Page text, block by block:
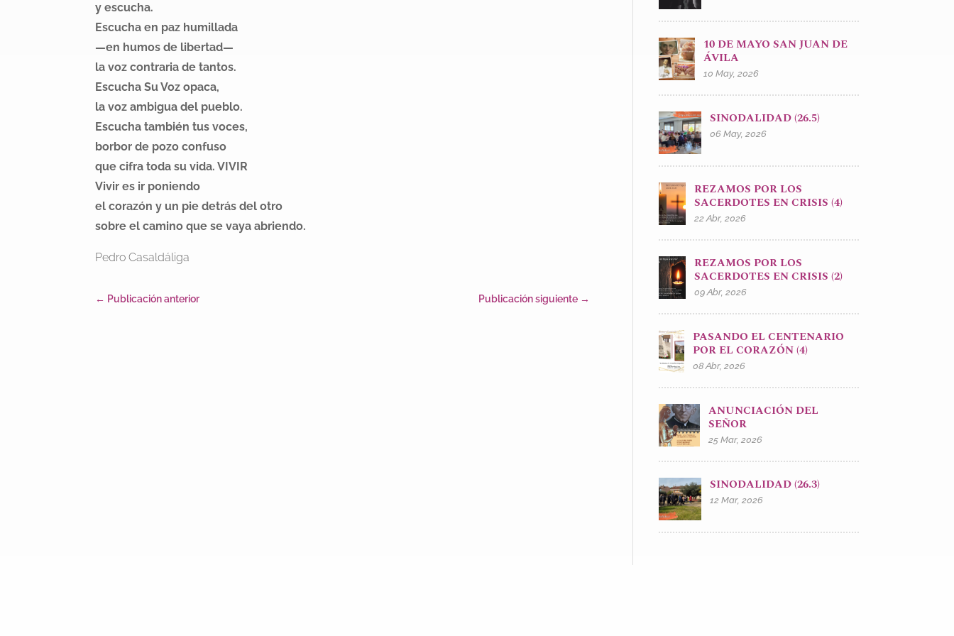
y escucha.
Escucha en paz humillada
—en humos de libertad—
la voz contraria de tantos.
Escucha Su Voz opaca,
la voz ambigua del pueblo.
Escucha también tus voces,
borbor de pozo confuso
que cifra toda su vida. VIVIR
Vivir es ir poniendo
el corazón y un pie detrás del otro
sobre el camino que se vaya abriendo.
Pedro Casaldáliga
← Publicación anterior Publicación siguiente →
10 DE MAYO SAN JUAN DE
ÁVILA
10 May, 2026
SINODALIDAD (26.5)
06 May, 2026
REZAMOS POR LOS
SACERDOTES EN CRISIS (4)
22 Abr, 2026
REZAMOS POR LOS
SACERDOTES EN CRISIS (2)
09 Abr, 2026
PASANDO EL CENTENARIO
POR EL CORAZÓN (4)
08 Abr, 2026
ANUNCIACIÓN DEL
SEÑOR
25 Mar, 2026
SINODALIDAD (26.3)
12 Mar, 2026